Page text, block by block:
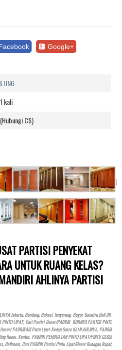
Google+
kali
CS)
PARTISI PENYEKAT
UNTUK RUANG KELAS?
AHLINYA PARTISI
Jakarta, Bandung, Bekasi, Tangerang, Bogor, Sumatra Bali Dll.
LIPAT, Cari Partisi Geser/PABRIK BORNEO PARTISI PINTU
PABRIKASI Pintu Lipat Kedap Suara KAMI AHLINYA, PABRIK
Room, Kantor, PABRIK PEMBUATAN PINTU LIPAT/PINTU GESER
Ballroom, Cari PABRIK Partisi Pintu Lipat/Geser Ruangan Rapat,